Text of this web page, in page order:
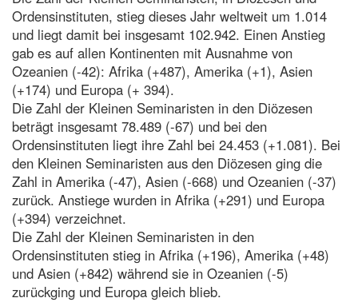
Ordensinstituten, stieg dieses Jahr weltweit um 1.014
und liegt damit bei insgesamt 102.942. Einen Anstieg
gab es auf allen Kontinenten mit Ausnahme von
Ozeanien (-42): Afrika (+487), Amerika (+1), Asien
(+174) und Europa (+ 394).
Die Zahl der Kleinen Seminaristen in den Diözesen
beträgt insgesamt 78.489 (-67) und bei den
Ordensinstituten liegt ihre Zahl bei 24.453 (+1.081). Bei
den Kleinen Seminaristen aus den Diözesen ging die
Zahl in Amerika (-47), Asien (-668) und Ozeanien (-37)
zurück. Anstiege wurden in Afrika (+291) und Europa
(+394) verzeichnet.
Die Zahl der Kleinen Seminaristen in den
Ordensinstituten stieg in Afrika (+196), Amerika (+48)
und Asien (+842) während sie in Ozeanien (-5)
zurückging und Europa gleich blieb.